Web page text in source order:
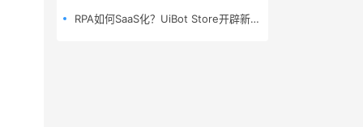
RPA如何SaaS化？UiBot Store开辟新赛道